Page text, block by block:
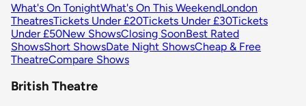
What's On TonightWhat's On This WeekendLondon
TheatresTickets Under £20Tickets Under £30Tickets
Under £50New ShowsClosing SoonBest Rated
ShowsShort ShowsDate Night ShowsCheap & Free
TheatreCompare Shows
British Theatre